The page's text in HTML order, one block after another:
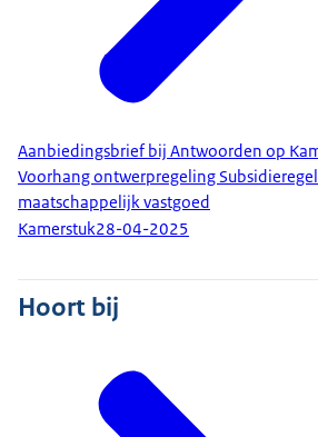
Aanbiedingsbrief bij Antwoorden op
Voorhang ontwerpregeling
maatschappelijk vastgoed
Kamerstuk28-04-2025
Hoort bij